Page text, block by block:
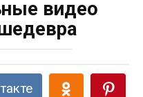
видео